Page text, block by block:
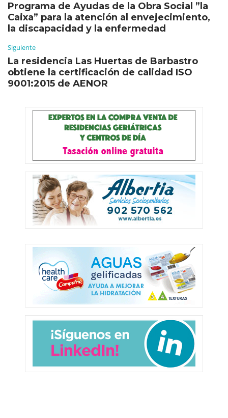
Programa de Ayudas de la Obra Social ”la
Caixa” para la atención al envejecimiento,
la discapacidad y la enfermedad
Siguiente
La residencia Las Huertas de Barbastro
obtiene la certificación de calidad ISO
9001:2015 de AENOR